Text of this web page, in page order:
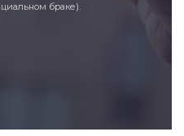
браке).